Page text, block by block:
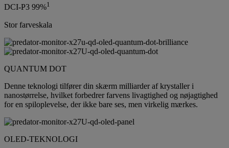
DCI-P3 99%1
Stor farveskala
QUANTUM DOT
Denne teknologi tilfører din skærm milliarder af krystaller i
nanostørrelse, hvilket forbedrer farvens livagtighed og nøjagtighed
for en spiloplevelse, der ikke bare ses, men virkelig mærkes.
OLED-TEKNOLOGI